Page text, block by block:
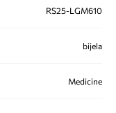
RS25-LGM610
bijela
Medicine